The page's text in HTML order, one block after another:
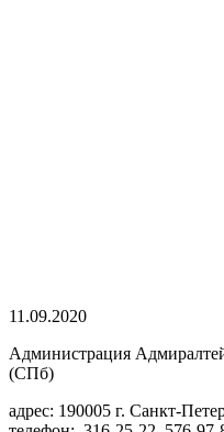
11.09.2020
Администрация
(СПб)
адрес: 190005 г. Санкт-